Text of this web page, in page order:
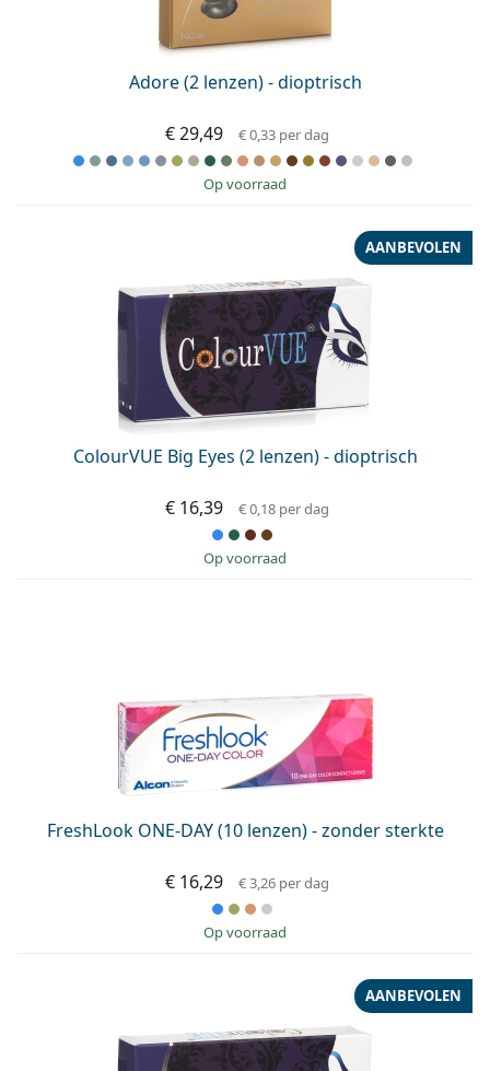
Adore (2 lenzen) - dioptrisch
€ 29,49 € 0,33 per dag
op voorraad
ColourVUE Big Eyes (2 lenzen) - dioptrisch
AANBEVOLEN
€ 16,39 € 0,18 per dag
op voorraad
FreshLook ONE-DAY (10 lenzen) - zonder sterkte
€ 16,29 € 3,26 per dag
op voorraad
AANBEVOLEN